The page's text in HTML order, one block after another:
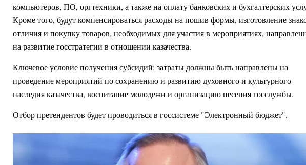
компьютеров, ПО, оргтехники, а также на оплату банковских и бухгалтерских
Кроме того, будут компенсироваться расходы на пошив формы, изготовление
отличия и покупку товаров, необходимых для участия в мероприятиях,
на развитие госстратегии в отношении казачества.
Ключевое условие получения субсидий: затраты должны быть направлены на
проведение мероприятий по сохранению и развитию духовного и культурного
наследия казачества, воспитание молодежи и организацию несения госслужбы.
Отбор претендентов будет проводиться в госсистеме "Электронный бюджет".